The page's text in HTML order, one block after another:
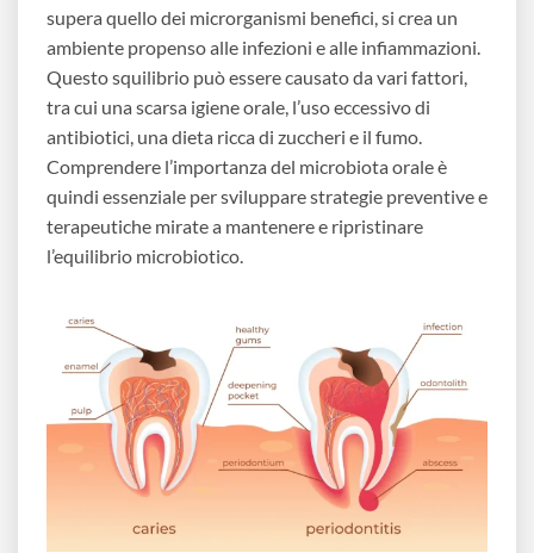
supera quello dei microrganismi benefici, si crea un
ambiente propenso alle infezioni e alle infiammazioni.
Questo squilibrio può essere causato da vari fattori,
tra cui una scarsa igiene orale, l’uso eccessivo di
antibiotici, una dieta ricca di zuccheri e il fumo.
Comprendere l’importanza del microbiota orale è
quindi essenziale per sviluppare strategie preventive e
terapeutiche mirate a mantenere e ripristinare
l’equilibrio microbiotico.